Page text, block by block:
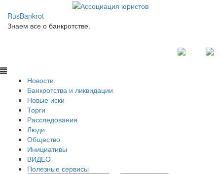
RusBankrot
Знаем все о банкротстве.
Новости
Банкротства и ликвидации
Новые иски
Торги
Расследования
Люди
Общество
Инициативы
ВИДЕО
Полезные сервисы